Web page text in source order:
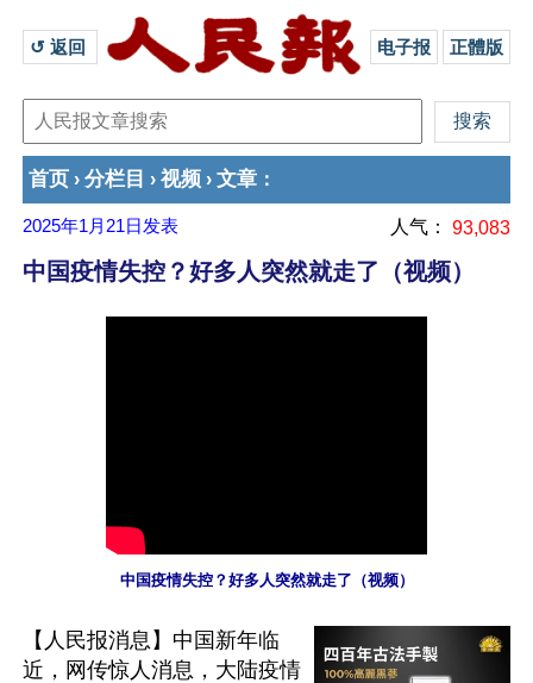
↺ 返回 电子报 正體版
首页 › 分栏目 › 视频 › 文章 ：
2025年1月21日 发表 人气： 93,083
中国疫情失控？好多人突然就走了（视频）
中国疫情失控？好多人突然就走了（视频）
【人民报消息】中国新年临
近，网传惊人消息，大陆疫情